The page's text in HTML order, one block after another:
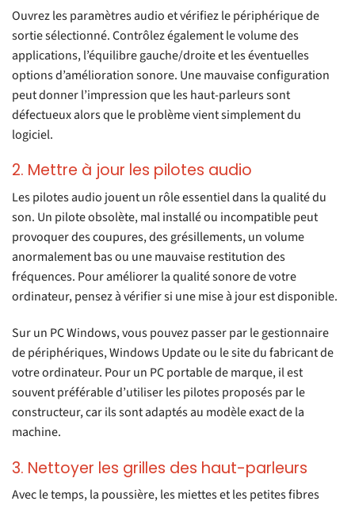
Ouvrez les paramètres audio et vérifiez le périphérique de
sortie sélectionné. Contrôlez également le volume des
applications, l’équilibre gauche/droite et les éventuelles
options d’amélioration sonore. Une mauvaise configuration
peut donner l’impression que les haut-parleurs sont
défectueux alors que le problème vient simplement du
logiciel.
2. Mettre à jour les pilotes audio
Les pilotes audio jouent un rôle essentiel dans la qualité du
son. Un pilote obsolète, mal installé ou incompatible peut
provoquer des coupures, des grésillements, un volume
anormalement bas ou une mauvaise restitution des
fréquences. Pour améliorer la qualité sonore de votre
ordinateur, pensez à vérifier si une mise à jour est disponible.
Sur un PC Windows, vous pouvez passer par le gestionnaire
de périphériques, Windows Update ou le site du fabricant de
votre ordinateur. Pour un PC portable de marque, il est
souvent préférable d’utiliser les pilotes proposés par le
constructeur, car ils sont adaptés au modèle exact de la
machine.
3. Nettoyer les grilles des haut-parleurs
Avec le temps, la poussière, les miettes et les petites fibres